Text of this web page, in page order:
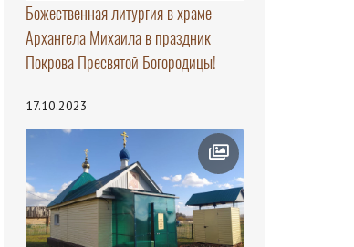
Божественная литургия в храме
Архангела Михаила в праздник
Покрова Пресвятой Богородицы!
17.10.2023